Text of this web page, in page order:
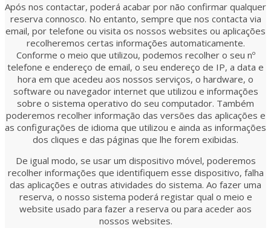
Após nos contactar, poderá acabar por não confirmar qualquer
reserva connosco. No entanto, sempre que nos contacta via
email, por telefone ou visita os nossos websites ou aplicações
recolheremos certas informações automaticamente.
Conforme o meio que utilizou, podemos recolher o seu nº
telefone e endereço de email, o seu endereço de IP, a data e
hora em que acedeu aos nossos serviços, o hardware, o
software ou navegador internet que utilizou e informações
sobre o sistema operativo do seu computador. Também
poderemos recolher informação das versões das aplicações e
as configurações de idioma que utilizou e ainda as informações
dos cliques e das páginas que lhe forem exibidas.
De igual modo, se usar um dispositivo móvel, poderemos
recolher informações que identifiquem esse dispositivo, falha
das aplicações e outras atividades do sistema. Ao fazer uma
reserva, o nosso sistema poderá registar qual o meio e
website usado para fazer a reserva ou para aceder aos
nossos websites.